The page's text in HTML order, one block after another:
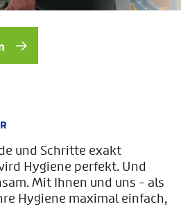
und Schritte exakt
Hygiene perfekt. Und
Mit Ihnen und uns – als
Hygiene maximal einfach,